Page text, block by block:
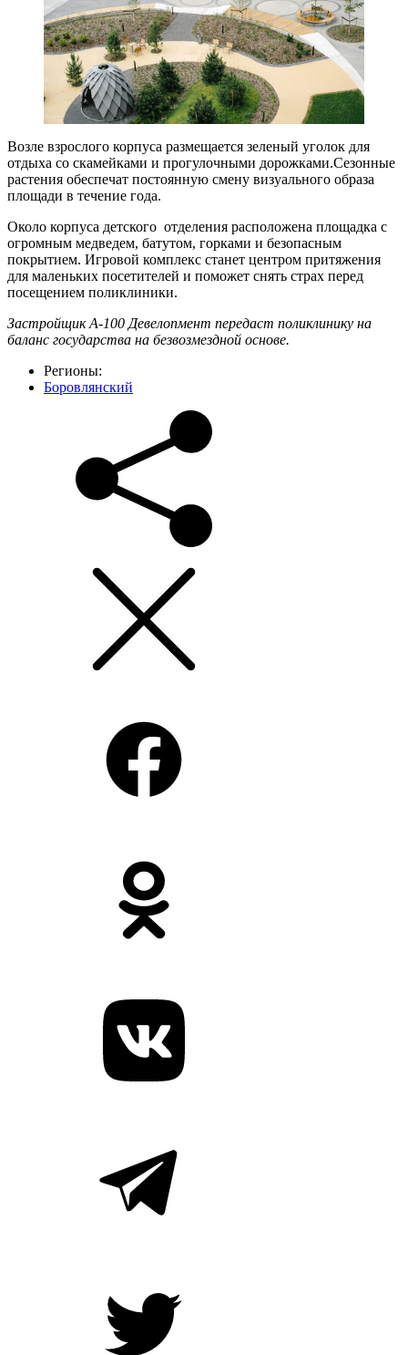
Возле взрослого корпуса размещается зеленый уголок для
отдыха со скамейками и прогулочными дорожками.Сезонные
растения обеспечат постоянную смену визуального образа
площади в течение года.
Около корпуса детского отделения расположена площадка с
огромным медведем, батутом, горками и безопасным
покрытием. Игровой комплекс станет центром притяжения
для маленьких посетителей и поможет снять страх перед
посещением поликлиники.
Застройщик А-100 Девелопмент передаст поликлинику на
баланс государства на безвозмездной основе.
Регионы:
Боровлянский